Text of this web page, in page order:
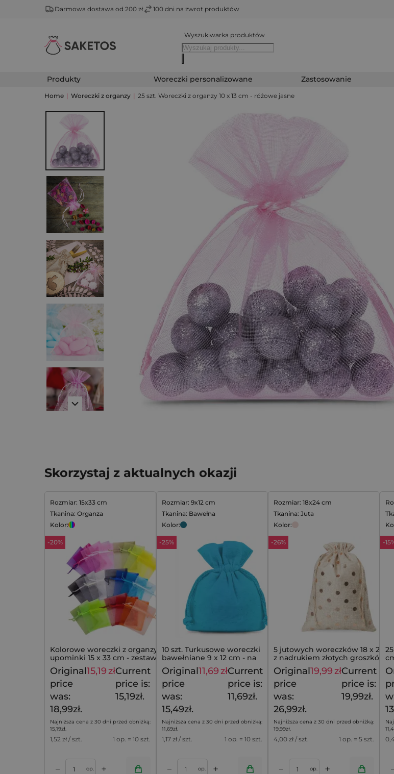
Darmowa dostawa od 200 zł 100 dni na zwrot produktów
Wyszukiwarka produktów
Produkty Woreczki personalizowane Zastosowanie
Home | Woreczki z organzy | 25 szt. Woreczki z organzy 10 x 13 cm - różowe jasne
Skorzystaj z aktualnych okazji
Rozmiar: 15x33 cm
Tkanina: Organza
Kolor:
-20%
Kolorowe woreczki z organzy na
upominki 15 x 33 cm - zestaw 10
szt. mix kolorów
18,99 zł
Original
price
was:
18,99zł.
15,19złCurrent
price is:
15,19zł.
Najniższa cena z 30 dni przed obniżką:
15,19zł.
1,52 zł / szt. 1 op. = 10 szt.
– op. +
Rozmiar: 9x12 cm
Tkanina: Bawełna
Kolor:
-25%
10 szt. Turkusowe woreczki
bawełniane 9 x 12 cm - na
upominki
15,49 zł
Original
price
was:
15,49zł.
11,69złCurrent
price is:
11,69zł.
Najniższa cena z 30 dni przed obniżką:
11,69zł.
1,17 zł / szt. 1 op. = 10 szt.
– op. +
Rozmiar: 18x24 cm
Tkanina: Juta
Kolor:
-26%
5 jutowych woreczków 18 x 24
z nadrukiem złotych groszków i
dekoracyjnym kołnierzem
Original
price
was:
26,99zł.
19,99złCurrent
price is:
19,99zł.
Najniższa cena z 30 dni przed obniżką:
19,99zł.
4,00 zł / szt. 1 op. = 5 szt.
– op. +
Dodaj do koszyka
-
Dodaj do koszyka Dodaj do koszyka